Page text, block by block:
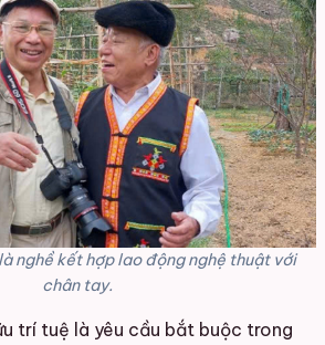
nghề kết hợp lao động nghệ thuật với
chân tay.
trí tuệ là yêu cầu bắt buộc trong